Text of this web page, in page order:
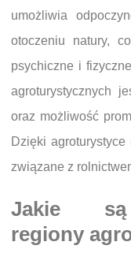
umożliwia
otoczeniu natury,
psychiczne i
agroturystycznych
oraz możliwość
Dzięki
związane z
Jakie są
regiony